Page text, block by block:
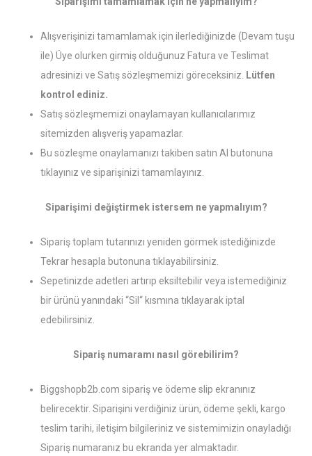
Alışverişinizi tamamlamak için ilerlediğinizde (Devam tuşu
ile) Üye olurken girmiş olduğunuz Fatura ve Teslimat
adresinizi ve Satış sözleşmemizi göreceksiniz.
Lütfen
kontrol ediniz.
Satış sözleşmemizi onaylamayan kullanıcılarımız
sitemizden alışveriş yapamazlar.
Bu sözleşme onaylamanızı takiben satın Al butonuna
tıklayınız ve siparişinizi tamamlayınız.
Siparişimi değiştirmek istersem ne yapmalıyım?
Sipariş toplam tutarınızı yeniden görmek istediğinizde
Tekrar hesapla butonuna tıklayabilirsiniz.
Sepetinizde adetleri artırıp eksiltebilir veya istemediğiniz
bir ürünü yanındaki “Sil“ kısmına tıklayarak iptal
edebilirsiniz.
Sipariş numaramı nasıl görebilirim?
Biggshopb2b.com sipariş ve ödeme slip ekranınız
belirecektir. Siparişini verdiğiniz ürün, ödeme şekli, kargo
teslim tarihi, iletişim bilgileriniz ve sistemimizin onayladığı
Sipariş numaranız bu ekranda yer almaktadır.